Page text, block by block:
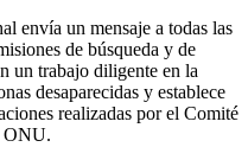
envía un mensaje a todas las
de búsqueda y de
un trabajo diligente en la
desaparecidas y establece
realizadas por el Comité
ONU.